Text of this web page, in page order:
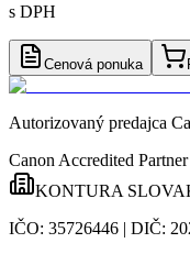
s DPH
Cenová ponuka
Autorizovaný predajca
Canon Accredited Partner
KONTURA
IČO: 35726446 | DIČ: